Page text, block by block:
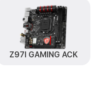
Z97I GAMING ACK